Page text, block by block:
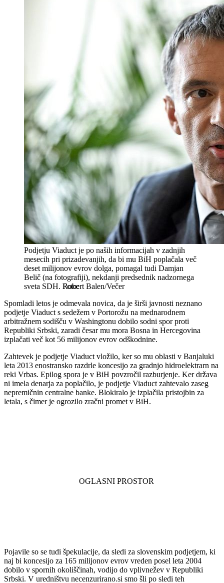
Podjetju Viaduct je po naših informacijah v zadnjih
mesecih pri prizadevanjih, da bi mu BiH poplačala več
deset milijonov evrov dolga, pomagal tudi Damjan
Belič (na fotografiji), nekdanji predsednik nadzornega
sveta SDH. Robert Balen/Večer
Spomladi letos je odmevala novica, da je širši javnosti neznano
podjetje Viaduct s sedežem v Portorožu na mednarodnem
arbitražnem sodišču v Washingtonu dobilo sodni spor proti
Republiki Srbski, zaradi česar mu mora Bosna in Hercegovina
izplačati več kot 56 milijonov evrov odškodnine.
Zahtevek je podjetje Viaduct vložilo, ker so mu oblasti v Banjaluki
leta 2013 enostransko razdrle koncesijo za gradnjo hidroelektrarn na
reki Vrbas. Epilog spora je v BiH povzročil razburjenje. Ker država
ni imela denarja za poplačilo, je podjetje Viaduct zahtevalo zaseg
nepremičnin centralne banke. Blokiralo je izplačila pristojbin za
letala, s čimer je ogrozilo zračni promet v BiH.
Pojavile so se tudi špekulacije, da sledi za slovenskim podjetjem, ki
naj bi koncesijo za 165 milijonov evrov vreden posel leta 2004
dobilo v spornih okoliščinah, vodijo do vplivnežev v Republiki
Srbski. V uredništvu necenzurirano.si smo šli po sledi teh